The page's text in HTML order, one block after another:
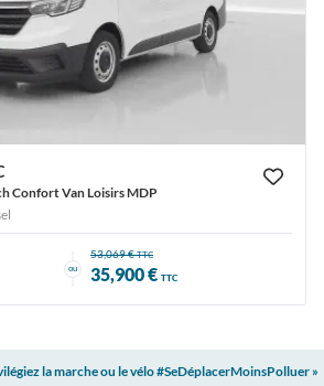
Confort Van Loisirs MDP
ou
53,069 €TTC
35,900 € TTC
la marche ou le vélo #SeDéplacerMoinsPolluer »